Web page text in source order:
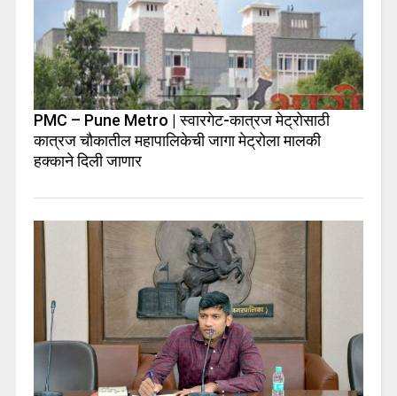
PMC – Pune Metro | स्वारगेट-कात्रज मेट्रोसाठी
कात्रज चौकातील महापालिकेची जागा मेट्रोला मालकी
हक्काने दिली जाणार